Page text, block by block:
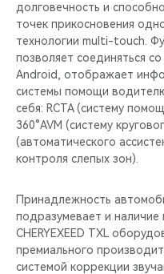
долговечность и
точек прикосновения
технологии multi-touch.
позволяет соединяться
Android, отображает
системы помощи
себя: RCTA (систему
360°AVM (систему
(автоматического
контроля слепых зон).
Принадлежность
подразумевает и наличие
CHERYEXEED TXL
премиального
системой коррекции